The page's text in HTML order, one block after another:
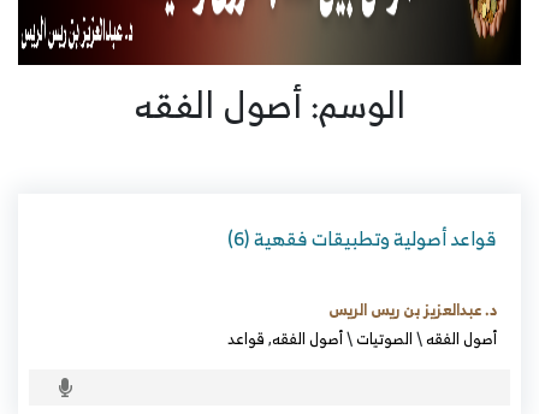
الوسم: أصول الفقه
قواعد أصولية وتطبيقات فقهية (6)
د. عبدالعزيز بن ريس الريس
أصول الفقه\الصوتيات\أصول الفقه,قواعد